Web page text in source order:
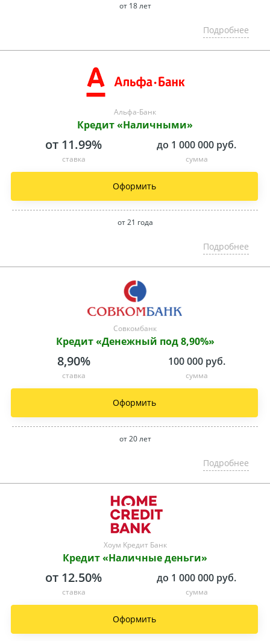
от 18 лет
Подробнее
Альфа-Банк
Кредит «Наличными»
от 11.99%
ставка
до 1 000 000 руб.
сумма
Оформить
от 21 года
Подробнее
Совкомбанк
Кредит «Денежный под 8,90%»
8,90%
ставка
100 000 руб.
сумма
Оформить
от 20 лет
Подробнее
Хоум Kредит Банк
Кредит «Наличные деньги»
от 12.50%
ставка
до 1 000 000 руб.
сумма
Оформить